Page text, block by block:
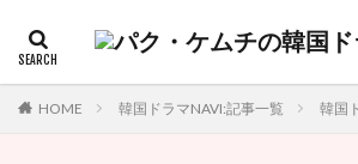
HOME 韓国ドラマNAVI:記事一覧 韓国